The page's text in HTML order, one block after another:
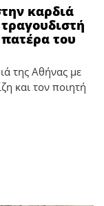
καρδιά
του
της Αθήνας με
και τον ποιητή